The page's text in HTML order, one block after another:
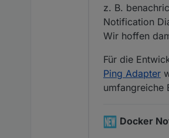
z. B.
Notification
Wir hoffen
Für die
Ping Adapter
umfangreiche
Docker